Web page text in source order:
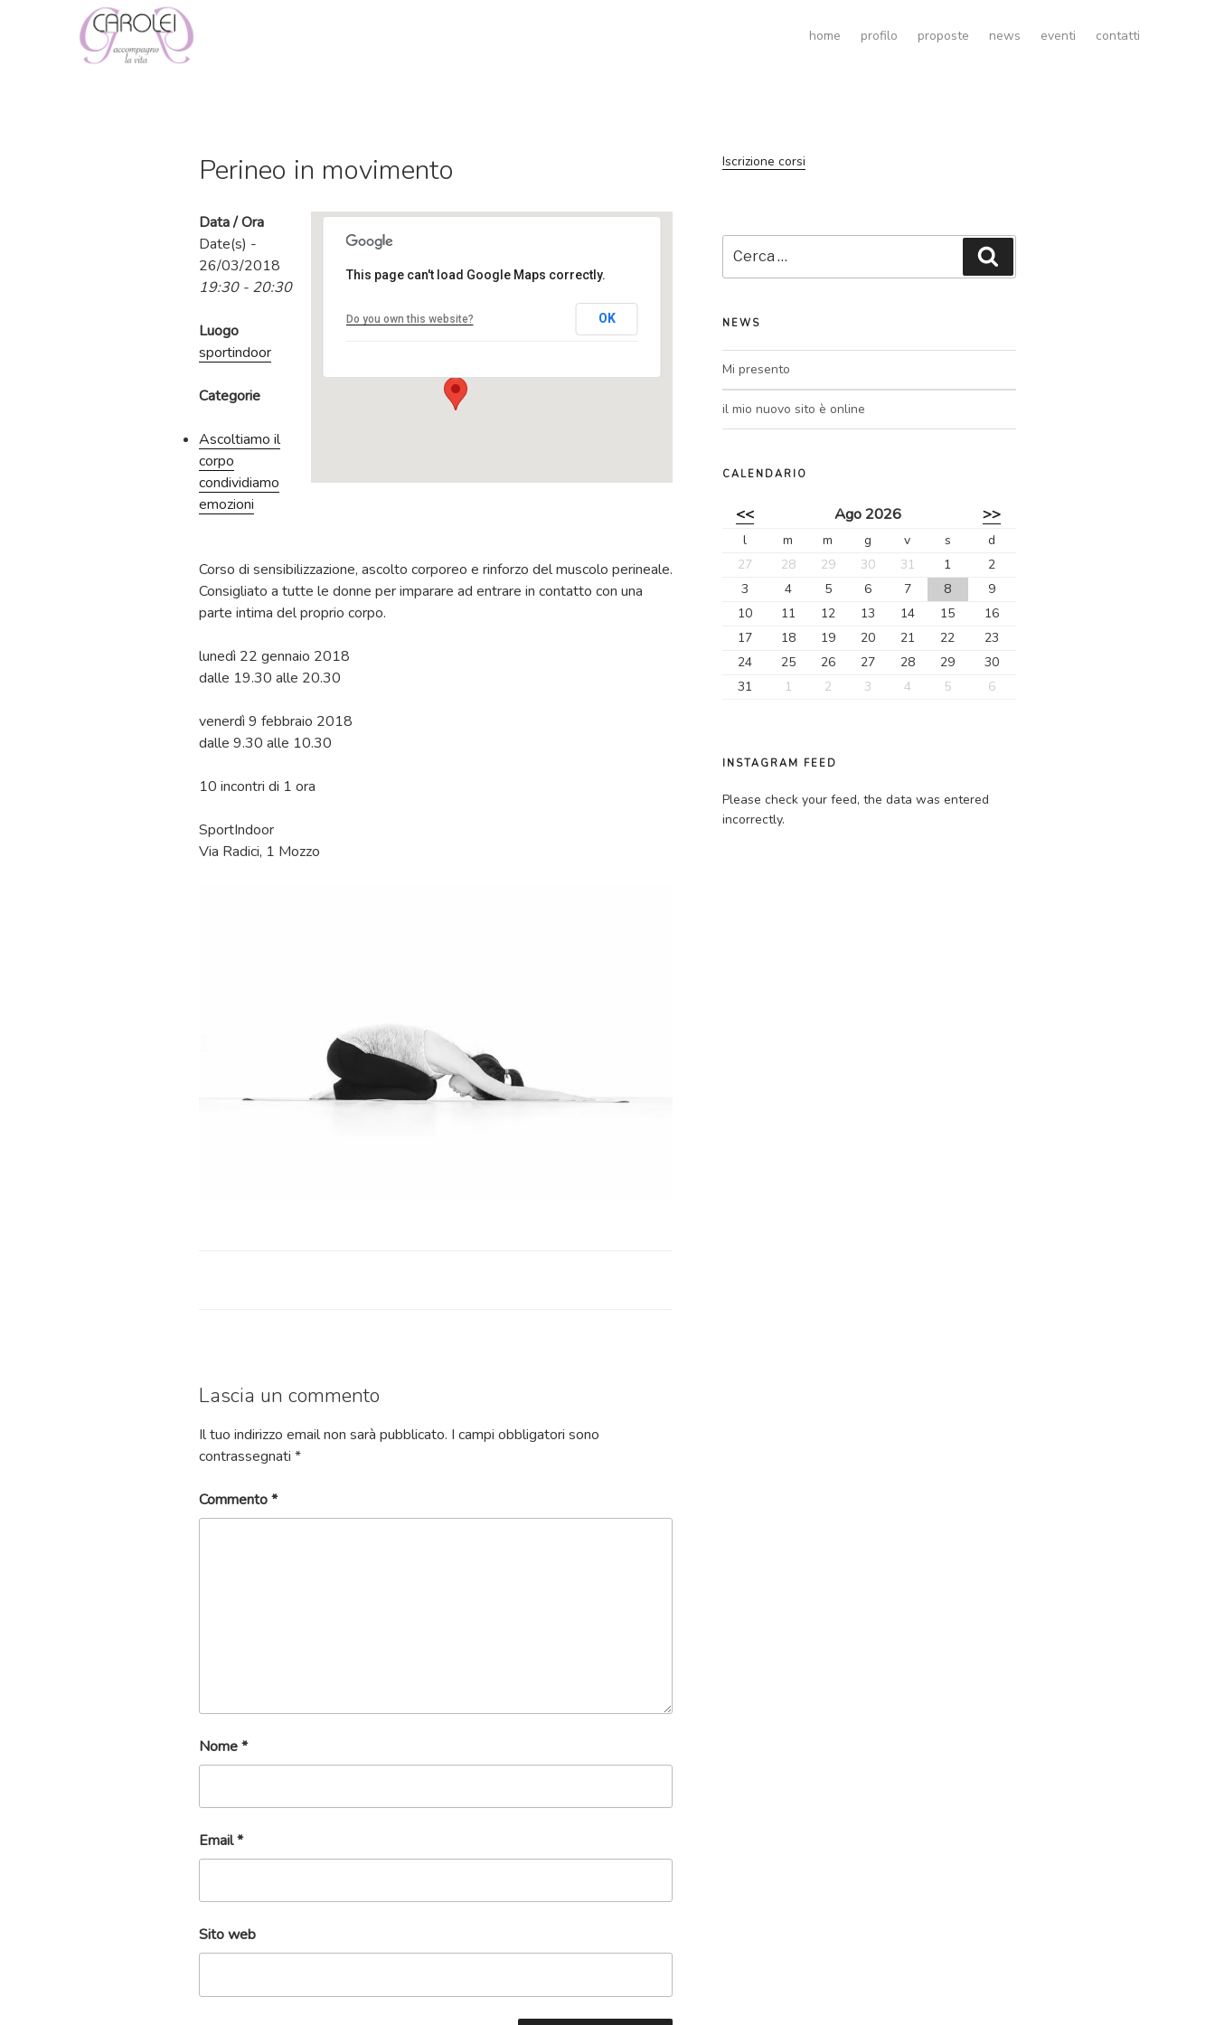
home profilo proposte news eventi contatti
Perineo in movimento
sportindoor
via radici, 1 - mozzo
This page can't load Google Maps correctly.
Do you own this website? OK
Data / Ora
Date(s) -
26/03/2018
19:30 - 20:30
Luogo
sportindoor
Categorie
Ascoltiamo il
corpo
condividiamo
emozioni
Corso di sensibilizzazione, ascolto corporeo e rinforzo del muscolo perineale.
Consigliato a tutte le donne per imparare ad entrare in contatto con una
parte intima del proprio corpo.
lunedì 22 gennaio 2018
dalle 19.30 alle 20.30
venerdì 9 febbraio 2018
dalle 9.30 alle 10.30
10 incontri di 1 ora
SportIndoor
Via Radici, 1 Mozzo
Lascia un commento
Il tuo indirizzo email non sarà pubblicato. I campi obbligatori sono
contrassegnati *
Commento*
Nome*
Email*
Sito web
Iscrizione corsi
NEWS
Mi presento
il mio nuovo sito è online
CALENDARIO
<< Ago 2026 >>
l m m g v s
d
27
28 29 30 31 1
2
3
4 5 6 7 8
9
10
11 12 13 14 15
16
17
18 19 20 21 22
23
24
25 26 27 28 29
30
31
1 2 3 4 5 6
INSTAGRAM FEED
Please check your feed, the data was entered
incorrectly.